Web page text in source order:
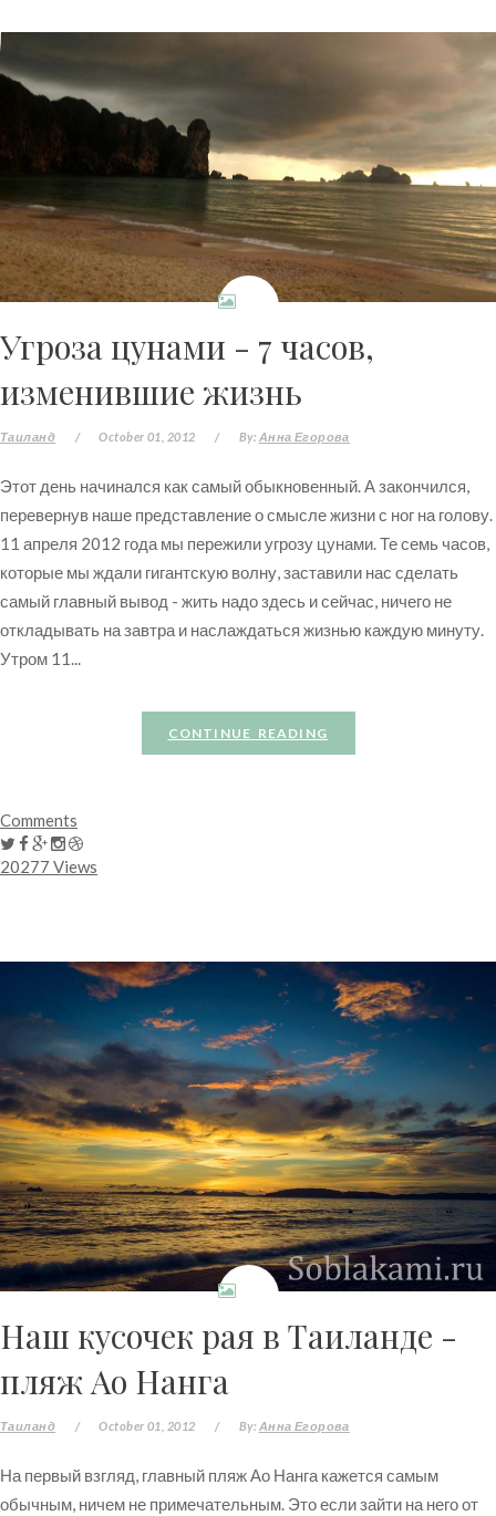
Угроза цунами - 7 часов,
изменившие жизнь
Таиланд / October 01, 2012 / By: Анна Егорова
Этот день начинался как самый обыкновенный. А закончился,
перевернув наше представление о смысле жизни с ног на голову.
11 апреля 2012 года мы пережили угрозу цунами. Те семь часов,
которые мы ждали гигантскую волну, заставили нас сделать
самый главный вывод - жить надо здесь и сейчас, ничего не
откладывать на завтра и наслаждаться жизнью каждую минуту.
Утром 11...
CONTINUE READING
Comments
20277 Views
Наш кусочек рая в Таиланде -
пляж Ао Нанга
Таиланд / October 01, 2012 / By: Анна Егорова
На первый взгляд, главный пляж Ао Нанга кажется самым
обычным, ничем не примечательным. Это если зайти на него от